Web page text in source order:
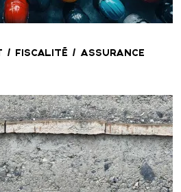
/ FISCALITÉ / ASSURANCE